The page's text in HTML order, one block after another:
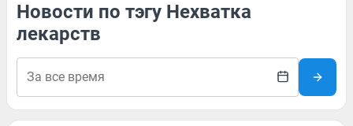
Новости по тэгу Нехватка
лекарств